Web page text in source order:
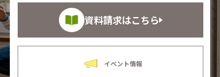
資料請求はこちら
イベント情報